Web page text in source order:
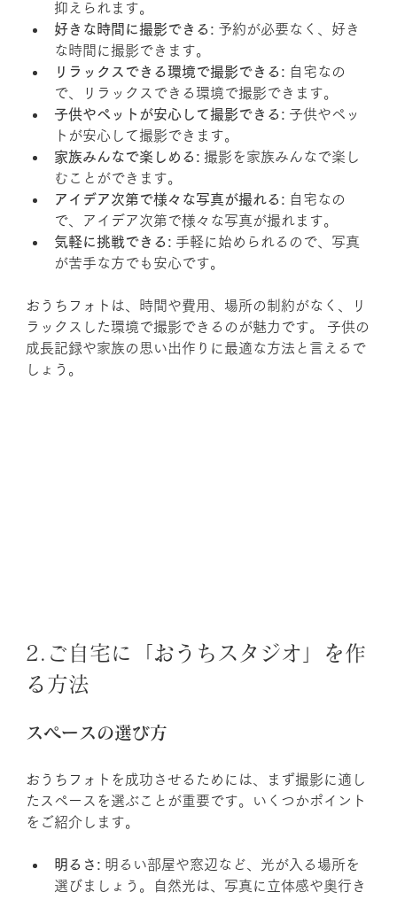
抑えられます。
好きな時間に撮影できる: 予約が必要なく、好き
な時間に撮影できます。
リラックスできる環境で撮影できる: 自宅なの
で、リラックスできる環境で撮影できます。
子供やペットが安心して撮影できる: 子供やペッ
トが安心して撮影できます。
家族みんなで楽しめる: 撮影を家族みんなで楽し
むことができます。
アイデア次第で様々な写真が撮れる: 自宅なの
で、アイデア次第で様々な写真が撮れます。
気軽に挑戦できる: 手軽に始められるので、写真
が苦手な方でも安心です。
おうちフォトは、時間や費用、場所の制約がなく、リ
ラックスした環境で撮影できるのが魅力です。 子供の
成長記録や家族の思い出作りに最適な方法と言えるで
しょう。
2.ご自宅に「おうちスタジオ」を作
る方法
スペースの選び方
おうちフォトを成功させるためには、まず撮影に適し
たスペースを選ぶことが重要です。いくつかポイント
をご紹介します。
明るさ: 明るい部屋や窓辺など、光が入る場所を
選びましょう。自然光は、写真に立体感や奥行き